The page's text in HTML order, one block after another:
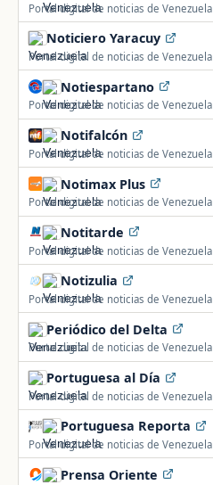
Portal digital de noticias de Venezuela
Noticiero Yaracuy
Portal digital de noticias de Venezuela
Notiespartano
Portal digital de noticias de Venezuela
Notifalcón
Portal digital de noticias de Venezuela
Notimax Plus
Portal digital de noticias de Venezuela
Notitarde
Portal digital de noticias de Venezuela
Notizulia
Portal digital de noticias de Venezuela
Periódico del Delta
Portal digital de noticias de Venezuela
Portuguesa al Día
Portal digital de noticias de Venezuela
Portuguesa Reporta
Portal digital de noticias de Venezuela
Prensa Oriente